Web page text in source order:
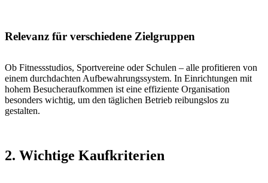
Relevanz für verschiedene Zielgruppen
Ob Fitnessstudios, Sportvereine oder Schulen – alle profitieren von
einem durchdachten Aufbewahrungssystem. In Einrichtungen mit
hohem Besucheraufkommen ist eine effiziente Organisation
besonders wichtig, um den täglichen Betrieb reibungslos zu
gestalten.
2. Wichtige Kaufkriterien